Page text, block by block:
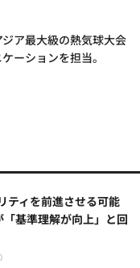
ア最大級の熱気球大会
ーションを担当。
ティを前進させる可能
基準理解が向上」と回